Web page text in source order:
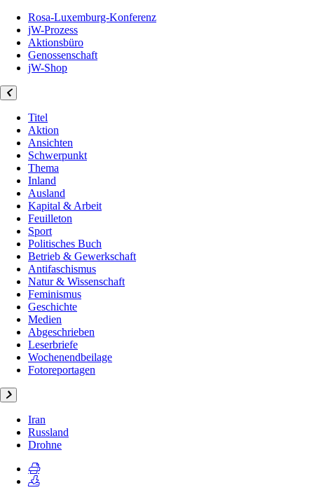
Rosa-Luxemburg-Konferenz
jW-Prozess
Aktionsbüro
Genossenschaft
jW-Shop
Titel
Aktion
Ansichten
Schwerpunkt
Thema
Inland
Ausland
Kapital & Arbeit
Feuilleton
Sport
Politisches Buch
Betrieb & Gewerkschaft
Antifaschismus
Natur & Wissenschaft
Feminismus
Geschichte
Medien
Abgeschrieben
Leserbriefe
Wochenendbeilage
Fotoreportagen
Iran
Russland
Drohne